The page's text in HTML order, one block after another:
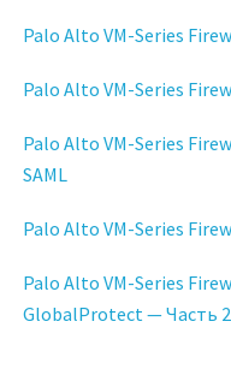
Palo Alto VM-Series
Palo Alto VM-Series
Palo Alto VM-Series
SAML
Palo Alto VM-Series
Palo Alto VM-Series
GlobalProtect — Часть 2